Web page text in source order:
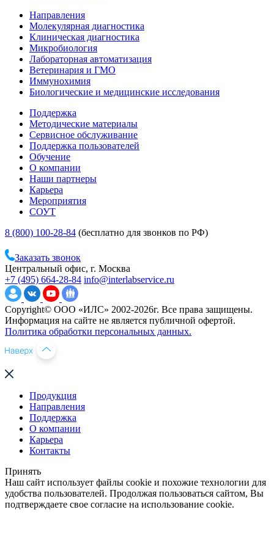
Направления
Молекулярная диагностика
Клиническая диагностика
Микробиология
Лабораторная автоматизация
Ветеринария и ГМО
Иммунохимия
Биологические и медицинские исследования
Поддержка
Методические материалы
Сервисное обслуживание
Поддержка пользователей
Обучение
О компании
Наши партнеры
Карьера
Мероприятия
СОУТ
8 (800) 100-28-84 (бесплатно для звонков по РФ)
Заказать звонок
Центральный офис, г. Москва
+7 (495) 664-28-84 info@interlabservice.ru
Copyright© ООО «ИЛС» 2002-2026г. Все права защищены.
Информация на сайте не является публичной офертой.
Политика обработки персональных данных.
Продукция
Направления
Поддержка
О компании
Карьера
Контакты
Принять
Наш сайт использует файлы cookie и похожие технологии для
удобства пользователей. Продолжая пользоваться сайтом, Вы
подтверждаете свое согласие на использование cookie.